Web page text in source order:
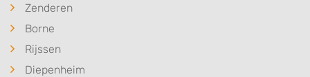
Zenderen
Borne
Rijssen
Diepenheim